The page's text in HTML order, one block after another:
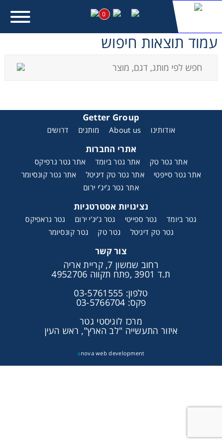
0
עמוד תוצאות חיפוש
Getter Group
אודותינו About us מותגים דרושים
אתרי החברות
אתר גטר טק אתר גטר ביומד
אתר גטר גרפיקס
אתר גטר סייפטי
אתר גטר טק דיגיטל
אתר גטר קונסיומר
אתר גטר ג’יג’י ירום
נציגויות אסטרטגיות
גטר ביומד גטר ספייטי גטר ג’יג’י ירום
גטר גראפיקס
גטר טק דיגיטל
גטר טק גטר קונסיומר
צור קשר
רחוב שמשון 7, קריית אריה
ת.ד 3901 ,פתח תקווה 4952706
טלפון: 03-5761555
פקס: 03-5766704
מרכז לוגיסטי גטר
איזור התעשייה "לב הארץ", ראש העין
a nova web development
מעונין לקבל הצעת מחיר או מידע עבור: